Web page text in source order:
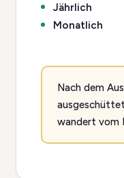
Jährlich
Monatlich
Nach dem
wandert vom